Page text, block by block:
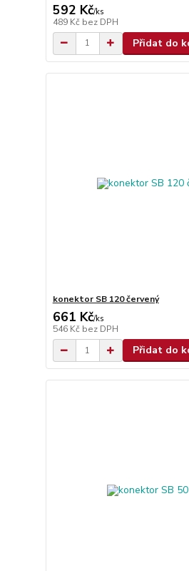
592 Kč/ks
489 Kč bez DPH
Přidat do
konektor SB 120 červený
661 Kč/ks
546 Kč bez DPH
Přidat do